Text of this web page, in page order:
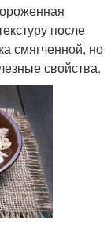
после
смягченной, но
свойства.